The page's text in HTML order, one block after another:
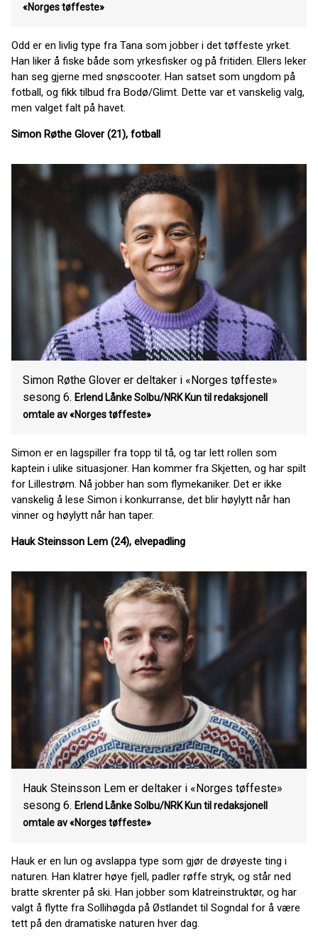
«Norges tøffeste»
Odd er en livlig type fra Tana som jobber i det tøffeste yrket.
Han liker å fiske både som yrkesfisker og på fritiden. Ellers leker
han seg gjerne med snøscooter. Han satset som ungdom på
fotball, og fikk tilbud fra Bodø/Glimt. Dette var et vanskelig valg,
men valget falt på havet.
Simon Røthe Glover (21), fotball
Simon Røthe Glover er deltaker i «Norges tøffeste»
sesong 6. Erlend Lånke Solbu/NRK Kun til redaksjonell
omtale av «Norges tøffeste»
Simon er en lagspiller fra topp til tå, og tar lett rollen som
kaptein i ulike situasjoner. Han kommer fra Skjetten, og har spilt
for Lillestrøm. Nå jobber han som flymekaniker. Det er ikke
vanskelig å lese Simon i konkurranse, det blir høylytt når han
vinner og høylytt når han taper.
Hauk Steinsson Lem (24), elvepadling
Hauk Steinsson Lem er deltaker i «Norges tøffeste»
sesong 6. Erlend Lånke Solbu/NRK Kun til redaksjonell
omtale av «Norges tøffeste»
Hauk er en lun og avslappa type som gjør de drøyeste ting i
naturen. Han klatrer høye fjell, padler røffe stryk, og står ned
bratte skrenter på ski. Han jobber som klatreinstruktør, og har
valgt å flytte fra Sollihøgda på Østlandet til Sogndal for å være
tett på den dramatiske naturen hver dag.